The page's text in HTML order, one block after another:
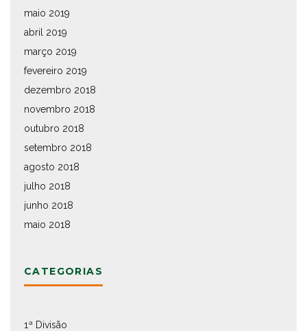
maio 2019
abril 2019
março 2019
fevereiro 2019
dezembro 2018
novembro 2018
outubro 2018
setembro 2018
agosto 2018
julho 2018
junho 2018
maio 2018
CATEGORIAS
1ª Divisão